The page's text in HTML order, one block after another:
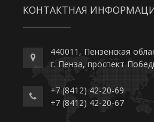
КОНТАКТНАЯ
440011, Пензенская
г. Пенза, проспект
+7 (8412) 42-20-69
+7 (8412) 42-20-67